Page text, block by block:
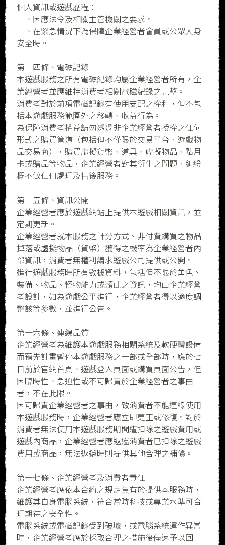
個人資訊或遊戲歷程：
一、因應法令及相關主管機關之要求。
二、在緊急情況下為保障企業經營者會員或公眾人身
安全時。
第十四條、電磁記錄
本遊戲服務之所有電磁紀錄均屬企業經營者所有，企
業經營者並應維持消費者相關電磁紀錄之完整。
消費者對於前項電磁記錄有使用支配之權利，但不包
括本遊戲服務範圍外之移轉、收益行為。
為保障消費者權益請勿透過非企業經營者授權之任何
形式之購買管道（包括但不僅限於交易平台、遊戲物
品交易商），購買虛擬貨幣、道具、虛擬物品、點月
卡或贈品等物品，企業經營者對其衍生之問題、糾紛
概不做任何處理及售後服務。
第十五條、資訊公開
企業經營者應於遊戲網站上提供本遊戲相關資訊，並
定期更新。
企業經營者就本服務之計分方式、非付費購買之物品
掉落或虛擬物品（貨幣）獲得之機率為企業經營者內
部資訊，消費者無權利請求遊戲公司提供或公開。
進行遊戲服務時所有數據資料，包括但不限於角色、
裝備、物品、怪物能力或類此之資訊，均由企業經營
者設計，如為遊戲公平進行，企業經營者得以適度調
整該等參數，並進行公告。
第十六條、連線品質
企業經營者為維護本遊戲服務相關系統及軟硬體設備
而預先計畫暫停本遊戲服務之一部或全部時，應於七
日前於官網首頁、遊戲登入頁面或購買頁面公告，但
因臨時性、急迫性或不可歸責於企業經營者之事由
者，不在此限。
因可歸責企業經營者之事由，致消費者不能連線使用
本遊戲服務時，企業經營者應立即更正或修復。對於
消費者無法使用本遊戲服務期間遭扣除之遊戲費用或
遊戲內商品，企業經營者應返還消費者已扣除之遊戲
費用或商品，無法返還時則提供其他合理之補償。
第十七條、企業經營者及消費者責任
企業經營者應依本合約之規定負有於提供本服務時，
維護其自身電腦系統，符合當時科技或專業水準可合
理期待之安全性。
電腦系統或電磁記錄受到破壞，或電腦系統運作異常
時，企業經營者應於採取合理之措施後儘速予以回